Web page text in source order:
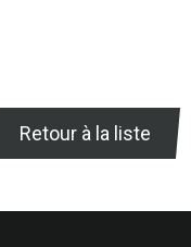
Retour à la liste